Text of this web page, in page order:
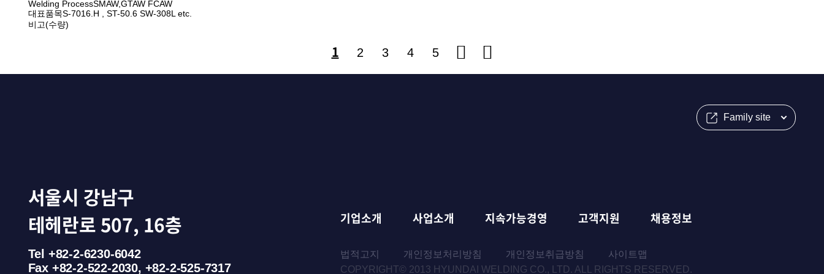
Welding ProcessSMAW,GTAW FCAW
대표품목S-7016.H , ST-50.6 SW-308L etc.
비고(수량)
1 2 3 4 5
Family site
기업소개 사업소개 지속가능경영 고객지원 채용정보
서울시 강남구
테헤란로 507, 16층
Tel +82-2-6230-6042
Fax +82-2-522-2030, +82-2-525-7317
법적고지 개인정보처리방침 개인정보취급방침
사이트맵
COPYRIGHT© 2013 HYUNDAI WELDING CO., LTD. ALL RIGHTS RESERVED.